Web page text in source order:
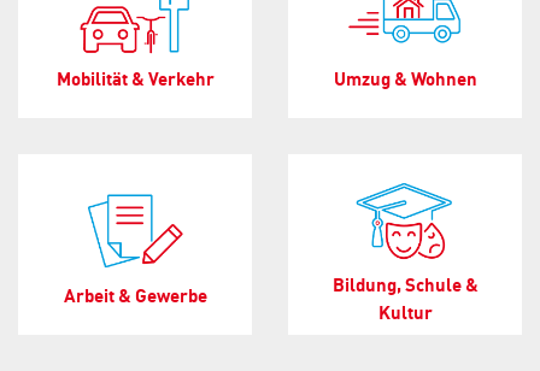
Mobilität & Verkehr Umzug & Wohnen
Arbeit & Gewerbe
Bildung, Schule &
Kultur